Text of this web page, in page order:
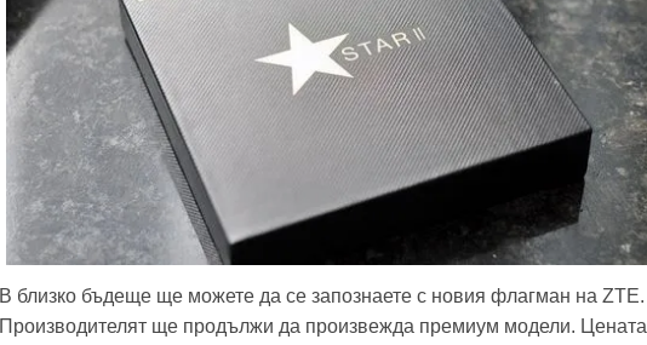
В близко бъдеще ще можете да се запознаете с новия флагман на ZTE.
Производителят ще продължи да произвежда премиум модели. Цената